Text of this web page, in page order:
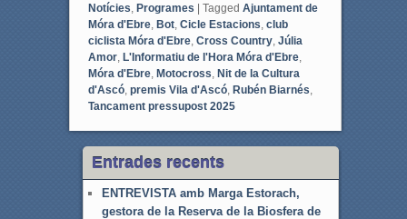
Notícies Programes | Tagged Ajuntament de
Móra d'Ebre, Bot, Cicle Estacions club
ciclista Móra d'Ebre, Cross Country, Júlia
Amor, L'Informatiu de l'Hora Móra d'Ebre,
Móra d'Ebre, Motocross Nit de la Cultura
d'Ascó, premis Vila d'Ascó, Rubén Biarnés
Tancament pressupost 2025
Entrades recents
ENTREVISTA amb Marga Estorach,
gestora de la Reserva de la Biosfera de